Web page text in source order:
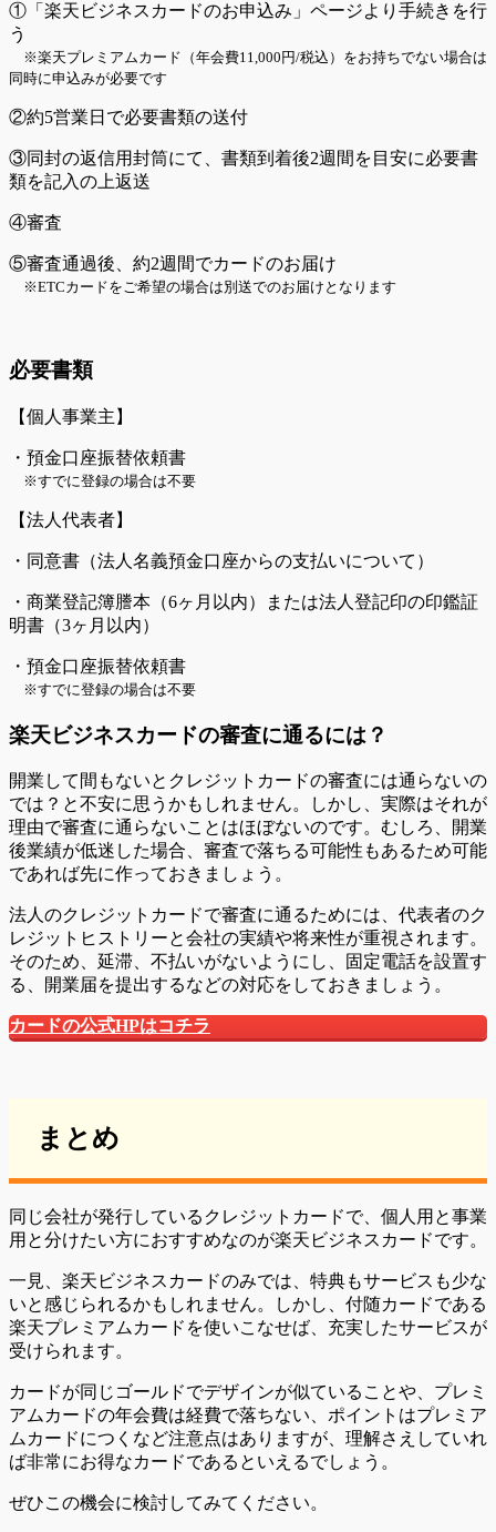
①「楽天ビジネスカードのお申込み」ページより手続きを行
う
※楽天プレミアムカード（年会費11,000円/税込）をお持ちでない場合は
同時に申込みが必要です
②約5営業日で必要書類の送付
③同封の返信用封筒にて、書類到着後2週間を目安に必要書
類を記入の上返送
④審査
⑤審査通過後、約2週間でカードのお届け
※ETCカードをご希望の場合は別送でのお届けとなります
必要書類
【個人事業主】
・預金口座振替依頼書
※すでに登録の場合は不要
【法人代表者】
・同意書（法人名義預金口座からの支払いについて）
・商業登記簿謄本（6ヶ月以内）または法人登記印の印鑑証
明書（3ヶ月以内）
・預金口座振替依頼書
※すでに登録の場合は不要
楽天ビジネスカードの審査に通るには？
開業して間もないとクレジットカードの審査には通らないの
では？と不安に思うかもしれません。しかし、実際はそれが
理由で審査に通らないことはほぼないのです。むしろ、開業
後業績が低迷した場合、審査で落ちる可能性もあるため可能
であれば先に作っておきましょう。
法人のクレジットカードで審査に通るためには、代表者のク
レジットヒストリーと会社の実績や将来性が重視されます。
そのため、延滞、不払いがないようにし、固定電話を設置す
る、開業届を提出するなどの対応をしておきましょう。
カードの公式HPはコチラ
まとめ
同じ会社が発行しているクレジットカードで、個人用と事業
用と分けたい方におすすめなのが楽天ビジネスカードです。
一見、楽天ビジネスカードのみでは、特典もサービスも少な
いと感じられるかもしれません。しかし、付随カードである
楽天プレミアムカードを使いこなせば、充実したサービスが
受けられます。
カードが同じゴールドでデザインが似ていることや、プレミ
アムカードの年会費は経費で落ちない、ポイントはプレミア
ムカードにつくなど注意点はありますが、理解さえしていれ
ば非常にお得なカードであるといえるでしょう。
ぜひこの機会に検討してみてください。